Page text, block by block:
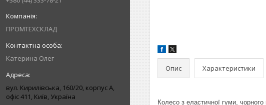
ПРОМТЕХСКЛАД
Катерина Олег
вул. Кирилівська, 160/20, корпус А,
офіс 411, Київ, Україна
Опис Характеристики
Колесо з еластичної гуми, чорного